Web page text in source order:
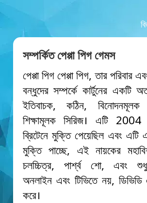
সম্পর্কিত পেপ্পা পিগ গেমস
পেপ্পা পিগ পেপ্পা পিগ, তার পরিবার
বন্ধুদের সম্পর্কে কার্টুনের একটি
ইতিবাচক, কঠিন,
শিক্ষামূলক সিরিজ। এটি 2004
ব্রিটেনে মুক্তি পেয়েছিল এবং এটি
মুক্তি পাচ্ছে, এই নায়কের
চলচ্চিত্র, পার্শ্ব শো, এবং
অনলাইন এবং টিভিতে নয়,
করে।